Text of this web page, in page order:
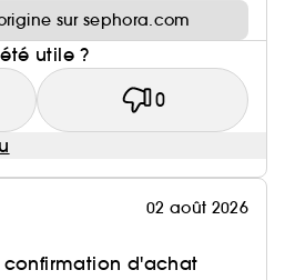
sur sephora.com
utile ?
0
02 août 2026
confirmation d'achat